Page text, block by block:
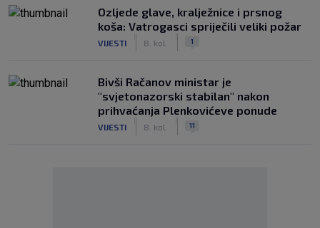
Ozljede glave, kralježnice i prsnog
koša: Vatrogasci spriječili veliki požar
VIJESTI 8. kol. 1
Bivši Račanov ministar je
"svjetonazorski stabilan" nakon
prihvaćanja Plenkovićeve ponude
VIJESTI 8. kol. 11